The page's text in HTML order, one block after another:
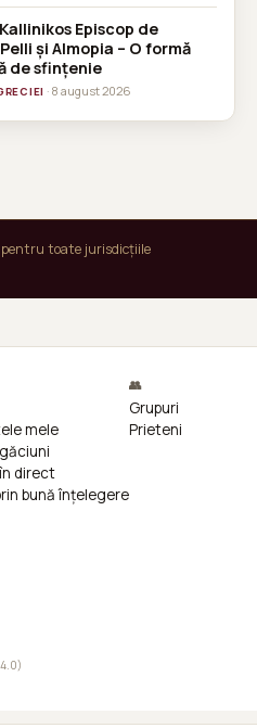
Episcop de
și Almopia – O formă
de sfințenie
· 8 august 2026
toate jurisdicțiile
mele
direct
bună înțelegere
👥
Grupuri
Prieteni